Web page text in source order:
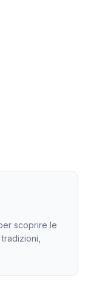
scoprire le